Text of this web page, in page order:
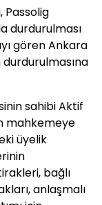
Passolig
durdurulması
gören Ankara
durdurulmasına
sahibi Aktif
mahkemeye
üyelik
bağlı
anlaşmalı